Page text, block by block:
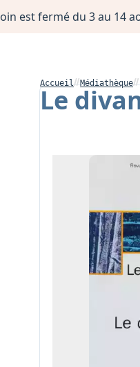
est fermé du 3 au 14
Accueil Médiathèque
Le